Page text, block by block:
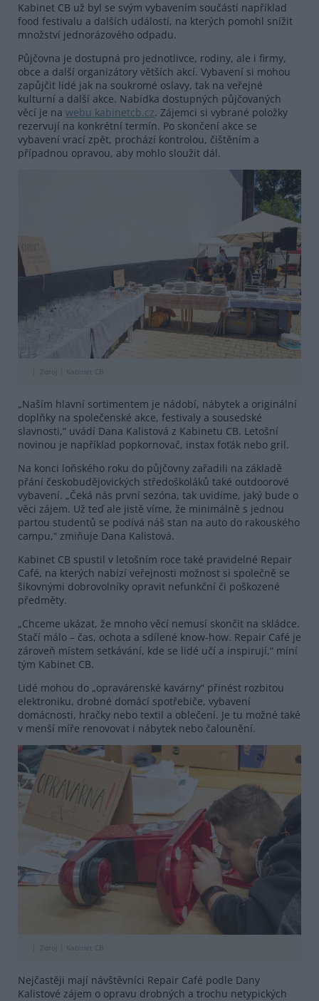
Kabinet CB už byl se svým vybavením součástí například
food festivalu a dalších událostí, na kterých pomohl snížit
množství jednorázového odpadu.
Půjčovna je dostupná pro jednotlivce, rodiny, ale i firmy,
obce a další organizátory větších akcí. Vybavení si mohou
zapůjčit lidé jak na soukromé oslavy, tak na veřejné
kulturní a další akce. Nabídka dostupných půjčovaných
věcí je na webu kabinetcb.cz. Zájemci si vybrané položky
rezervují na konkrétní termín. Po skončení akce se
vybavení vrací zpět, prochází kontrolou, čištěním a
případnou opravou, aby mohlo sloužit dál.
Zdroj | Kabinet CB
„Naším hlavní sortimentem je nádobí, nábytek a originální
doplňky na společenské akce, festivaly a sousedské
slavnosti,“ uvádí Dana Kalistová z Kabinetu CB. Letošní
novinou je například popkornovač, instax foťák nebo gril.
Na konci loňského roku do půjčovny zařadili na základě
přání českobudějovických středoškoláků také outdoorové
vybavení. „Čeká nás první sezóna, tak uvidíme, jaký bude o
věci zájem. Už teď ale jistě víme, že minimálně s jednou
partou studentů se podívá náš stan na auto do rakouského
campu,“ zmiňuje Dana Kalistová.
Kabinet CB spustil v letošním roce také pravidelné Repair
Café, na kterých nabízí veřejnosti možnost si společně se
šikovnými dobrovolníky opravit nefunkční či poškozené
předměty.
„Chceme ukázat, že mnoho věcí nemusí skončit na skládce.
Stačí málo – čas, ochota a sdílené know-how. Repair Café je
zároveň místem setkávání, kde se lidé učí a inspirují,“ míní
tým Kabinet CB.
Lidé mohou do „opravárenské kavárny“ přinést rozbitou
elektroniku, drobné domácí spotřebiče, vybavení
domácnosti, hračky nebo textil a oblečení. Je tu možné také
v menší míře renovovat i nábytek nebo čalounění.
Zdroj | Kabinet CB
Nejčastěji mají návštěvníci Repair Café podle Dany
Kalistové zájem o opravu drobných a trochu netypických